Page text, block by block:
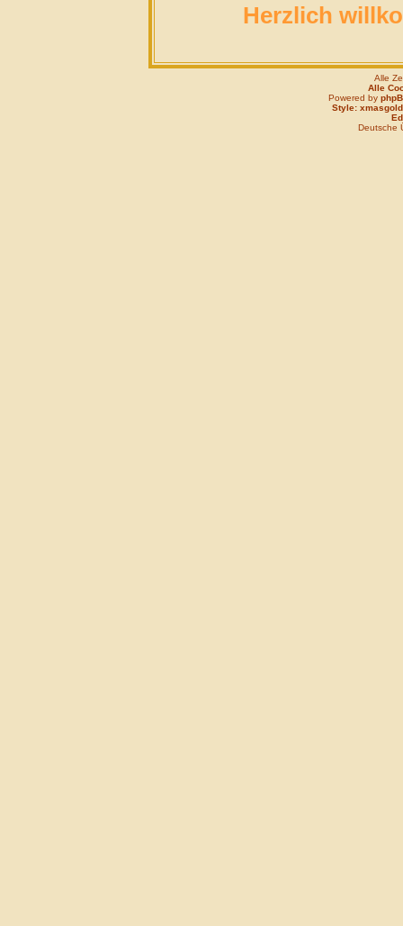
Herzlich
Alle
Alle
Powered by
Style: xmasgold
Deutsche